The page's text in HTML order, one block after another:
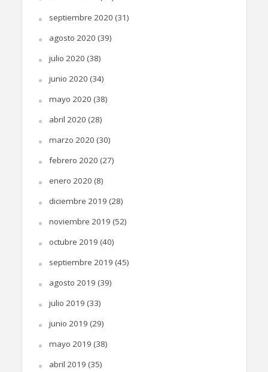
septiembre 2020 (31)
agosto 2020 (39)
julio 2020 (38)
junio 2020 (34)
mayo 2020 (38)
abril 2020 (28)
marzo 2020 (30)
febrero 2020 (27)
enero 2020 (8)
diciembre 2019 (28)
noviembre 2019 (52)
octubre 2019 (40)
septiembre 2019 (45)
agosto 2019 (39)
julio 2019 (33)
junio 2019 (29)
mayo 2019 (38)
abril 2019 (35)